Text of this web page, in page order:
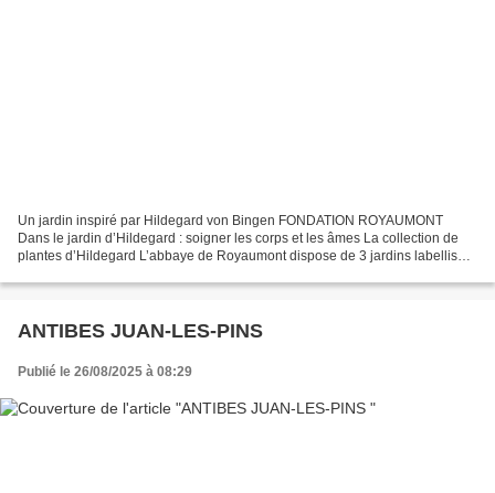
Un jardin inspiré par Hildegard von Bingen FONDATION ROYAUMONT
Dans le jardin d’Hildegard : soigner les corps et les âmes La collection de
plantes d’Hildegard L’abbaye de Royaumont dispose de 3 jardins labellisés
ANTIBES JUAN-LES-PINS
Publié le 26/08/2025 à 08:29